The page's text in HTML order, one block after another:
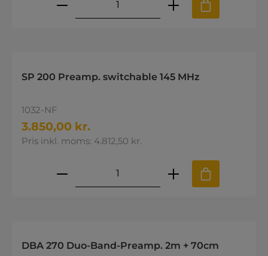
SP 200 Preamp. switchable 145 MHz
1032-NF
3.850,00 kr.
Pris inkl. moms: 4.812,50 kr.
Produktmængde: Indtast den
DBA 270 Duo-Band-Preamp. 2m + 70cm